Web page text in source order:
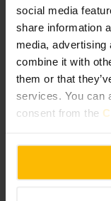
social media
share information
media,
combine it with
them or that
services. You can
consent from the
“Historie og
Velegnet til
#Voksmuseum #
#Dublin # Kulturarv
Hvad du kan